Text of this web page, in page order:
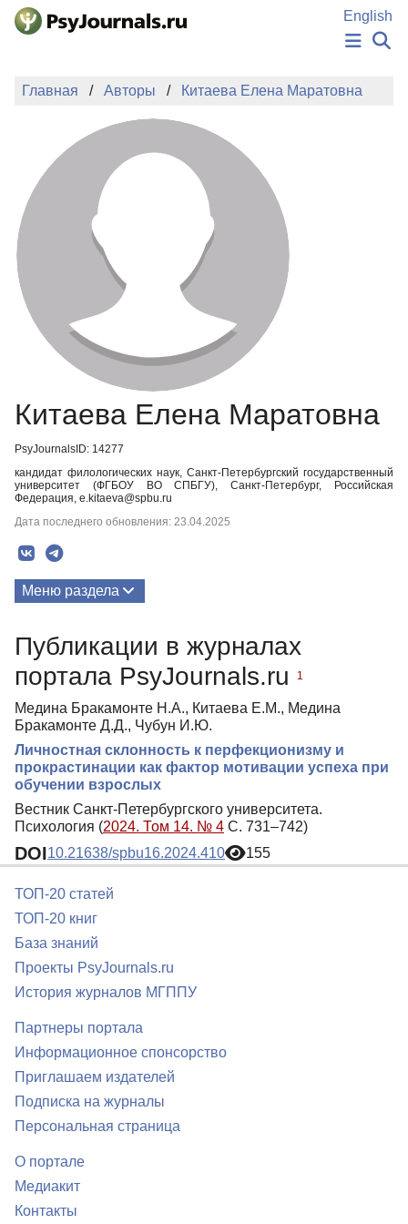
Перейти к основному содержанию
English
НОВОСТИ
АВТОРЫ
ПОДАТЬ РУКОПИСЬ
БАЗА ЗНАНИЙ
КЛЮЧЕВЫЕ СЛОВА
Регистрация
Главная Авторы Китаева Елена Маратовна
Китаева Елена Маратовна
PsyJournalsID: 14277
кандидат филологических наук, Санкт-Петербургский государственный
университет (ФГБОУ ВО СПБГУ), Санкт-Петербург, Российская
Федерация, e.kitaeva@spbu.ru
Дата последнего обновления: 23.04.2025
Меню раздела
Публикации в журналах
портала PsyJournals.ru
1
Медина Бракамонте Н.А., Китаева Е.М., Медина
Бракамонте Д.Д., Чубун И.Ю.
Личностная склонность к перфекционизму и
прокрастинации как фактор мотивации успеха при
обучении взрослых
Вестник Санкт-Петербургского университета.
Психология (2024. Том 14. № 4 С. 731–742)
DOI10.21638/spbu16.2024.410 155
ТОП-20 статей
ТОП-20 книг
База знаний
Проекты PsyJournals.ru
История журналов МГППУ
Партнеры портала
Информационное спонсорство
Приглашаем издателей
Подписка на журналы
Персональная страница
О портале
Медиакит
Контакты